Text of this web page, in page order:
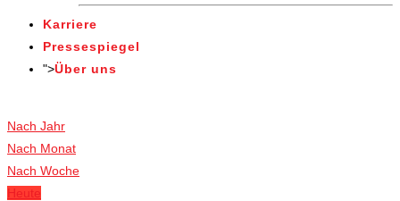
Karriere
Pressespiegel
">Über uns
Nach Jahr
Nach Monat
Nach Woche
Heute